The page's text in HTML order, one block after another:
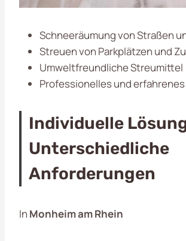
Schneeräumung von Straßen
Streuen von Parkplätzen und
Umweltfreundliche Streumittel
Professionelles und erfahrenes
Individuelle
Unterschiedliche
Anforderungen
In Monheim am Rhein